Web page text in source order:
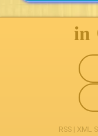
𝐢𝐧
RSS| XML